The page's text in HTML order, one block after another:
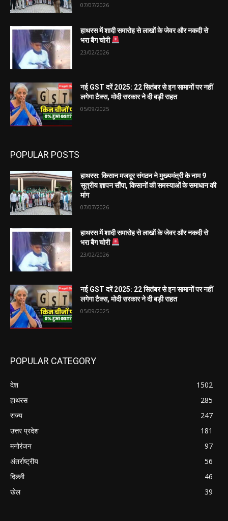
07/07/2026
हाथरस में शादी समारोह से लाखों के जेवर और नकदी से
भरा बैग चोरी
23/02/2026
नई GST दरें 2025: 22 सितंबर से इन सामानों पर नहीं
लगेगा टैक्स, मोदी सरकार ने दी बड़ी राहत
05/09/2025
POPULAR POSTS
हाथरस: किसान मजदूर संगठन ने मुख्यमंत्री के नाम 9
सूत्रीय ज्ञापन सौंपा, किसानों की समस्याओं के समाधान की
मांग
07/07/2026
हाथरस में शादी समारोह से लाखों के जेवर और नकदी से
भरा बैग चोरी
23/02/2026
नई GST दरें 2025: 22 सितंबर से इन सामानों पर नहीं
लगेगा टैक्स, मोदी सरकार ने दी बड़ी राहत
05/09/2025
POPULAR CATEGORY
देश
1502
हाथरस
285
राज्य
247
उत्तर प्रदेश
181
मनोरंजन
97
अंतर्राष्ट्रीय
56
दिल्ली
46
खेल
39